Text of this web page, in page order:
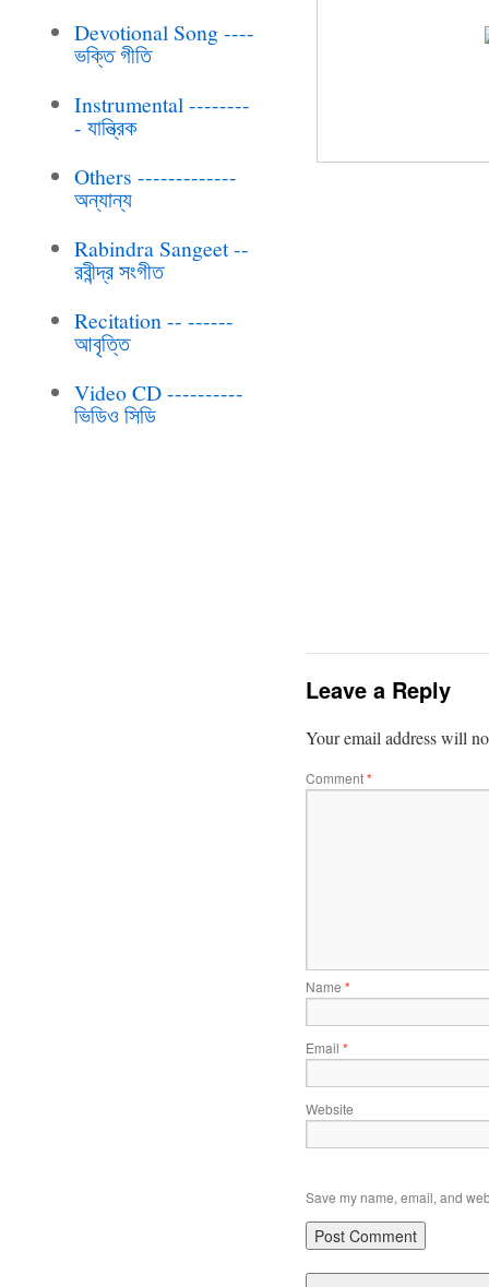
Leave a Reply
Your email address will
Comment*
Name *
Email *
Website
Save my name, email, and
Devotional Song ----
ভক্তি গীতি
Instrumental --------
- যান্ত্রিক
Others -------------
অন্যান্য
Rabindra Sangeet --
রবীন্দ্র সংগীত
Recitation -- ------
আবৃত্তি
Video CD ----------
ভিডিও সিডি